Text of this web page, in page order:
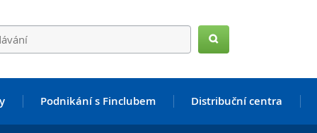
Podnikání s Finclubem Distribuční centra